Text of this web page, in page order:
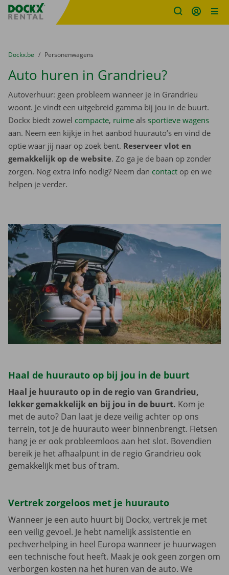
Fratello DEMO
U bevindt zich hier:
van
Dockx.be naar
Personenwagens
Auto huren in Grandrieu?
Autoverhuur: geen probleem wanneer je in Grandrieu
woont. Je vindt een uitgebreid gamma bij jou in de buurt.
Dockx biedt zowel compacte, ruime als sportieve wagens
aan. Neem een kijkje in het aanbod huurauto’s en vind de
optie waar jij naar op zoek bent. Reserveer vlot en
gemakkelijk op de website. Zo ga je de baan op zonder
zorgen. Nog extra info nodig? Neem dan contact op en we
helpen je verder.
Haal de huurauto op bij jou in de buurt
Haal je huurauto op in de regio van Grandrieu,
lekker gemakkelijk en bij jou in de buurt. Kom je
met de auto? Dan laat je deze veilig achter op ons
terrein, tot je de huurauto weer binnenbrengt. Fietsen
hang je er ook probleemloos aan het slot. Bovendien
bereik je het afhaalpunt in de regio Grandrieu ook
gemakkelijk met bus of tram.
Vertrek zorgeloos met je huurauto
Wanneer je een auto huurt bij Dockx, vertrek je met
een veilig gevoel. Je hebt namelijk assistentie en
pechverhelping in heel Europa wanneer je huurwagen
een technische fout heeft. Maak je ook geen zorgen om
verborgen kosten na het huren van de auto. We